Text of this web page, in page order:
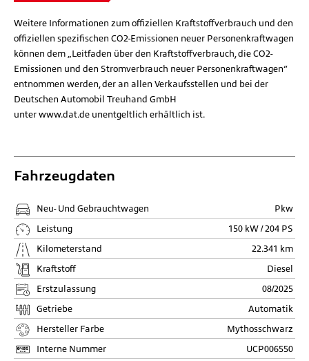
Weitere Informationen zum offiziellen Kraftstoffverbrauch und den
offiziellen spezifischen CO2-Emissionen neuer Personenkraftwagen
können dem „Leitfaden über den Kraftstoffverbrauch, die CO2-
Emissionen und den Stromverbrauch neuer Personenkraftwagen“
entnommen werden, der an allen Verkaufsstellen und bei der
Deutschen Automobil Treuhand GmbH
unter www.dat.de unentgeltlich erhältlich ist.
Fahrzeugdaten
Neu- Und Gebrauchtwagen
Pkw
Leistung
150 kW / 204 PS
Kilometerstand
22.341 km
Kraftstoff
Diesel
Erstzulassung
08/2025
Getriebe
Automatik
Hersteller Farbe
Mythosschwarz
Interne Nummer
UCP006550